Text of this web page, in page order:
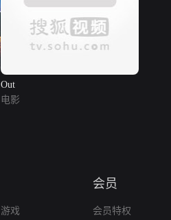
Out
电影
游戏
会员
会员特权